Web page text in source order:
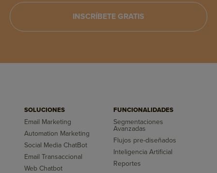
INSCRÍBETE GRATIS
SOLUCIONES
Email Marketing
Automation Marketing
Social Media ChatBot
Email Transaccional
Web Chatbot
FUNCIONALIDADES
Segmentaciones
Avanzadas
Flujos pre-diseñados
Inteligencia Artificial
Reportes